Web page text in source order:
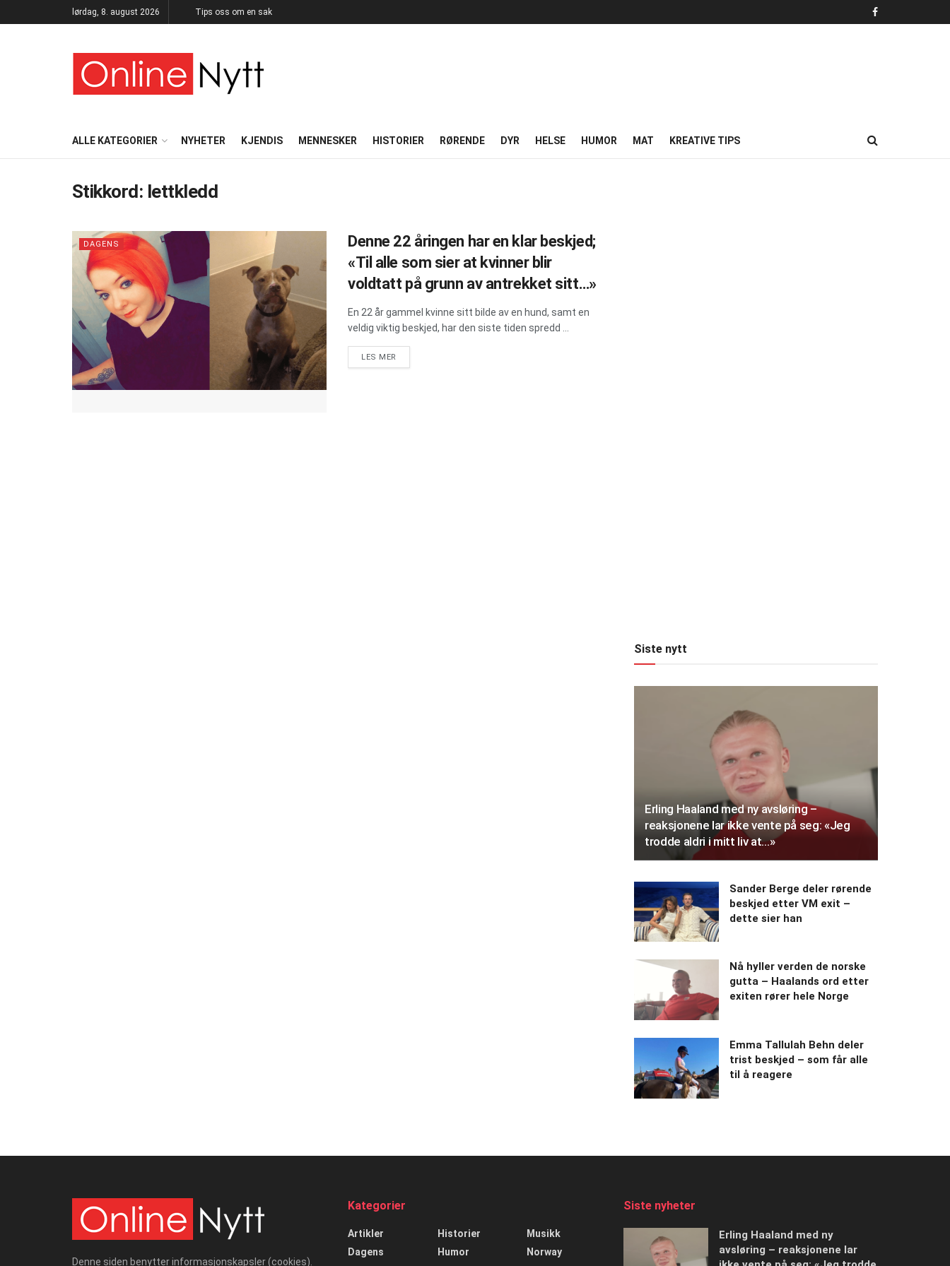
lørdag, 8. august 2026 Tips oss om en sak
ALLE KATEGORIER NYHETER KJENDIS MENNESKER HISTORIER RØRENDE DYR HELSE HUMOR MAT KREATIVE TIPS
Stikkord: lettkledd
DAGENS
Denne 22 åringen har en klar beskjed;
«Til alle som sier at kvinner blir
voldtatt på grunn av antrekket sitt…»
En 22 år gammel kvinne sitt bilde av en hund, samt en
veldig viktig beskjed, har den siste tiden spredd ...
LES MER
Siste nytt
Erling Haaland med ny avsløring –
reaksjonene lar ikke vente på seg: «Jeg
trodde aldri i mitt liv at…»
Sander Berge deler rørende
beskjed etter VM exit –
dette sier han
Nå hyller verden de norske
gutta – Haalands ord etter
exiten rører hele Norge
Emma Tallulah Behn deler
trist beskjed – som får alle
til å reagere
Denne siden benytter informasjonskapsler (cookies).
Kategorier
Artikler
Dagens
Historier
Humor
Musikk
Norway
Siste nyheter
Erling Haaland med ny
avsløring – reaksjonene lar